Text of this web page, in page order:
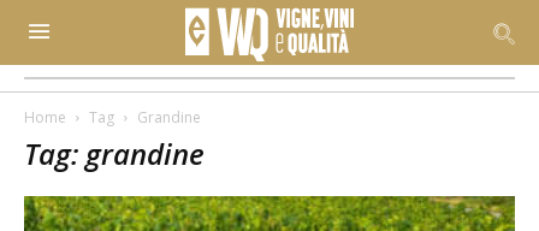
Home Tag Grandine
Tag: grandine